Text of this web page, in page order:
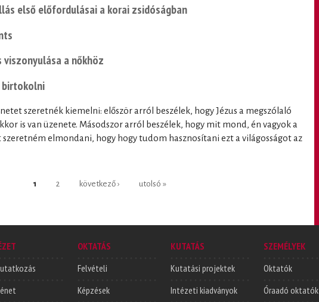
első előfordulásai a korai zsidóságban
a nőkhöz
szeretnék kiemelni: először arról beszélek, hogy Jézus a megszólaló
is van üzenete. Másodszor arról beszélek, hogy mit mond, én vagyok a
szeretném elmondani, hogy hogy tudom hasznosítani ezt a világosságot az
1 2 következő › utolsó »
OKTATÁS
Felvételi
Képzések
KUTATÁS
Kutatási projektek
Intézeti kiadványok
SZEMÉLYEK
Oktatók
Óraadó oktatók